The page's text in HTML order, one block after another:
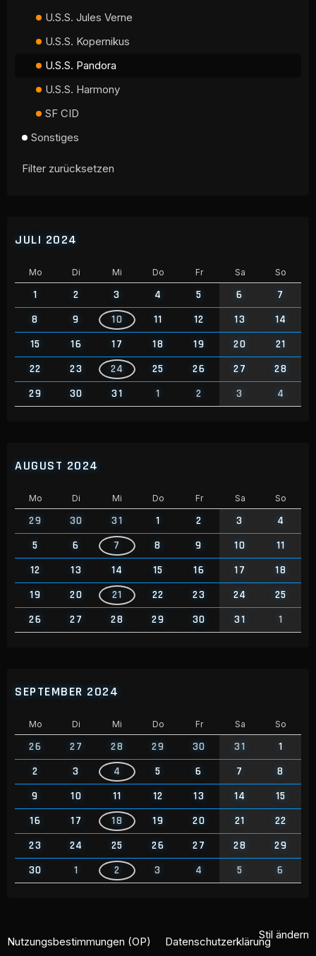
U.S.S. Jules Verne
U.S.S. Kopernikus
U.S.S. Pandora
U.S.S. Harmony
SF CID
Sonstiges
Filter zurücksetzen
JULI 2024
Mo Di Mi Do Fr Sa So
1 2 3 4 5 6
7
8
9 10 11 12 13
14
15
16 17 18 19 20
21
22
23 24 25 26 27
28
29
30 31 1 2 3 4
AUGUST 2024
Mo Di Mi Do Fr Sa So
29 30 31 1 2 3
4
5
6 7 8 9 10
11
12
13 14 15 16 17
18
19
20 21 22 23 24
25
26
27 28 29 30 31 1
SEPTEMBER 2024
Mo Di Mi Do Fr Sa So
26 27 28 29 30 31
1
2
3 4 5 6 7
8
9
10 11 12 13 14
15
16
17 18 19 20 21
22
23
24 25 26 27 28
29
30
1 2 3 4 5 6
Stil ändern
Nutzungsbestimmungen (OP) Datenschutzerklärung